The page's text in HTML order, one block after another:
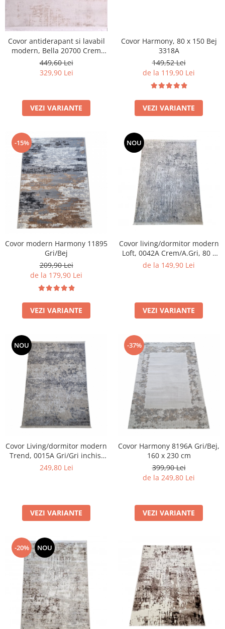
Covor antiderapant si lavabil
modern, Bella 20700 Crem
Bej, Grosime 3 mm
449,60 Lei
329,90 Lei
VEZI VARIANTE
Covor Harmony, 80 x 150 Bej
3318A
149,52 Lei
de la 119,90 Lei
VEZI VARIANTE
-15%
Covor modern Harmony 11895
Gri/Bej
209,90 Lei
de la 179,90 Lei
VEZI VARIANTE
NOU
Covor living/dormitor modern
Loft, 0042A Crem/A.Gri, 80 x
150 cm
de la 149,90 Lei
VEZI VARIANTE
NOU
Covor Living/dormitor modern
Trend, 0015A Gri/Gri inchis,
120 x 170 cm
249,80 Lei
VEZI VARIANTE
-37%
Covor Harmony 8196A Gri/Bej,
160 x 230 cm
399,90 Lei
de la 249,80 Lei
VEZI VARIANTE
-20% NOU